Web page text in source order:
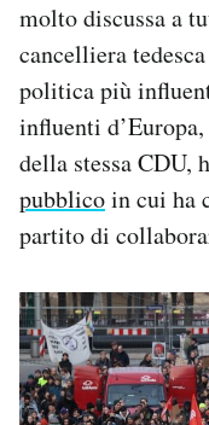
molto discussa a
cancelliera
politica più
influenti
della stessa CDU,
pubblicoin cui ha
partito di